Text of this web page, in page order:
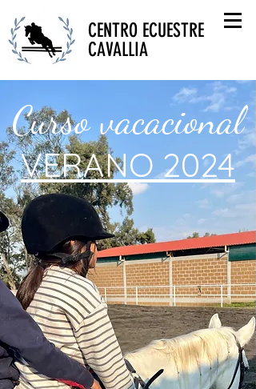
CENTRO ECUESTRE
CAVALLIA
Curso vacacional
VERANO 2024